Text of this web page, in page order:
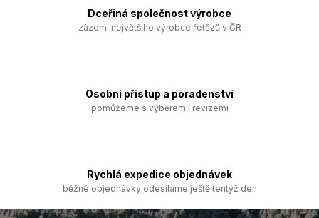
Dceřiná společnost výrobce
zázemí největšího výrobce řetězů v ČR
Osobní přístup a poradenství
pomůžeme s výběrem i revizemi
Rychlá expedice objednávek
běžné objednávky odesíláme ještě tentýž den